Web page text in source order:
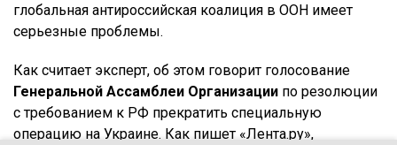
глобальная антироссийская коалиция в ООН имеет
серьезные проблемы.
Как считает эксперт, об этом говорит голосование
Генеральной Ассамблеи Организации по резолюции
с требованием к РФ прекратить специальную
операцию на Украине. Как пишет «Лента.ру»,